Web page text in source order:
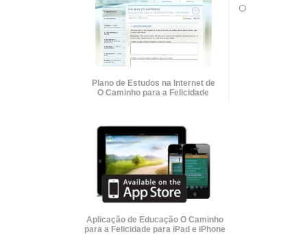
Plano de Estudos na Internet de
O Caminho para a Felicidade
Aplicação de Educação O Caminho
para a Felicidade para iPad e iPhone
O